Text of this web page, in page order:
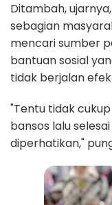
Ditambah,
sebagian
mencari sumber
bantuan sosial
tidak berjalan
"Tentu tidak
bansos lalu
diperhatikan,"